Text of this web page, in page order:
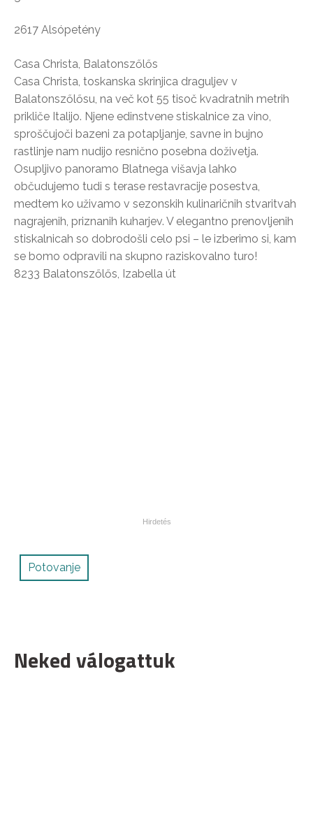
2617 Alsópetény
Casa Christa, Balatonszőlős
Casa Christa, toskanska skrinjica draguljev v
Balatonszőlősu, na več kot 55 tisoč kvadratnih metrih
prikliče Italijo. Njene edinstvene stiskalnice za vino,
sproščujoči bazeni za potapljanje, savne in bujno
rastlinje nam nudijo resnično posebna doživetja.
Osupljivo panoramo Blatnega višavja lahko
občudujemo tudi s terase restavracije posestva,
medtem ko uživamo v sezonskih kulinaričnih stvaritvah
nagrajenih, priznanih kuharjev. V elegantno prenovljenih
stiskalnicah so dobrodošli celo psi – le izberimo si, kam
se bomo odpravili na skupno raziskovalno turo!
8233 Balatonszőlős, Izabella út
Potovanje
Neked válogattuk